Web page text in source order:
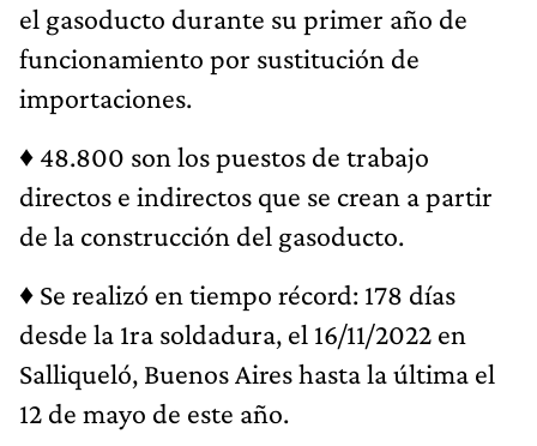
el gasoducto durante su primer año de
funcionamiento por sustitución de
importaciones.
♦ 48.800 son los puestos de trabajo
directos e indirectos que se crean a partir
de la construcción del gasoducto.
♦ Se realizó en tiempo récord: 178 días
desde la 1ra soldadura, el 16/11/2022 en
Salliqueló, Buenos Aires hasta la última el
12 de mayo de este año.